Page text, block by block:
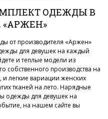
ОДЕЖДЫ В
от производителя «Аржен»
для девушек на каждый
и теплые модели из
собственного производства на
легкие вариации женских
тканей на лето. Нарядные
одежды для девушек на
на нашем сайте вы